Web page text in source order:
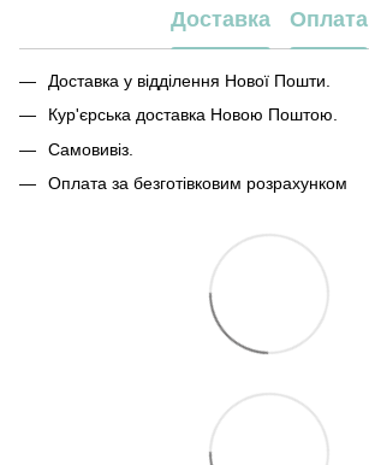
Доставка Оплата
Доставка у відділення Нової Пошти.
Кур'єрська доставка Новою Поштою.
Самовивіз.
Оплата за безготівковим розрахунком